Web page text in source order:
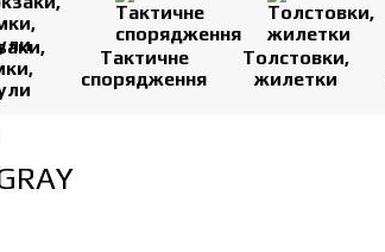
Тактичне
спорядження
Толстовки,
жилетки